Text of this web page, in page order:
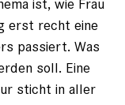
erst recht eine
passiert. Was
soll. Eine
sticht in aller